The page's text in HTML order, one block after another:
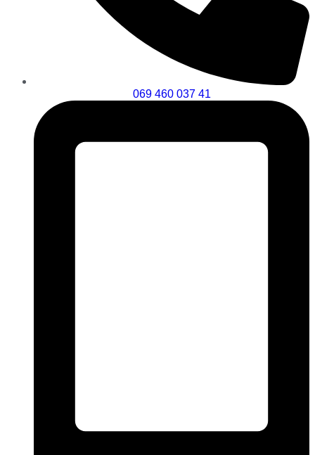
069 460 037 41